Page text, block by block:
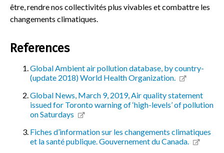
être, rendre nos collectivités plus vivables et combattre les
changements climatiques.
References
Global Ambient air pollution database, by country-
(update 2018) World Health Organization.
Global News, March 9, 2019, Air quality statement
issued for Toronto warning of ‘high-levels’ of pollution
on Saturdays
Fiches d’information sur les changements climatiques
et la santé publique. Gouvernement du Canada.